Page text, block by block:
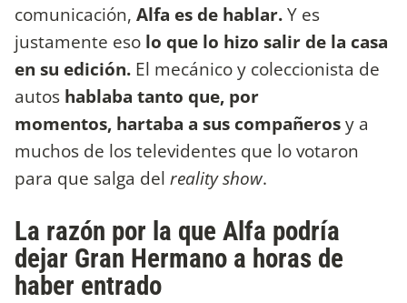
comunicación, Alfa es de hablar.Y es
justamente eso lo que lo hizo salir de la casa
en su edición. El mecánico y coleccionista de
autos hablaba tanto que, por
momentos, hartaba a sus compañerosy a
muchos de los televidentes que lo votaron
para que salga del reality show.
La razón por la que Alfa podría
dejar Gran Hermano a horas de
haber entrado